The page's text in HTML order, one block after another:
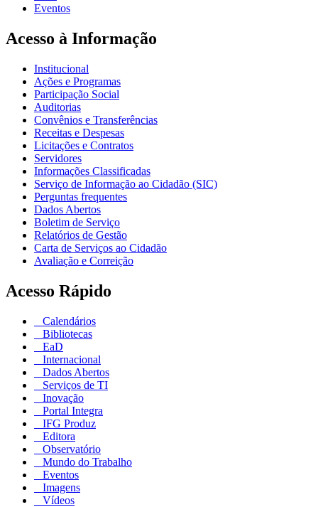
Eventos
Acesso à Informação
Institucional
Ações e Programas
Participação Social
Auditorias
Convênios e Transferências
Receitas e Despesas
Licitações e Contratos
Servidores
Informações Classificadas
Serviço de Informação ao Cidadão (SIC)
Perguntas frequentes
Dados Abertos
Boletim de Serviço
Relatórios de Gestão
Carta de Serviços ao Cidadão
Avaliação e Correição
Acesso Rápido
Calendários
Bibliotecas
EaD
Internacional
Dados Abertos
Serviços de TI
Inovação
Portal Integra
IFG Produz
Editora
Observatório
Mundo do Trabalho
Eventos
Imagens
Vídeos